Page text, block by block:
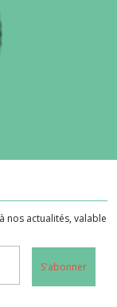
nos actualités, valable
S'abonner